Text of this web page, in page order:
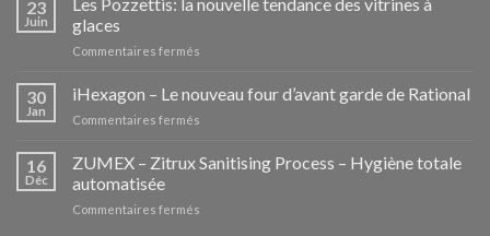
23
Juin
glaces
Commentaires fermés
Pozzettis:
la
des
30
Jan
iHexagon – Le nouveau four d’avant garde de Rational
Commentaires fermés
–
Le
16
Déc
ZUMEX – Zitrux Sanitising Process – Hygiène totale
automatisée
Commentaires fermés